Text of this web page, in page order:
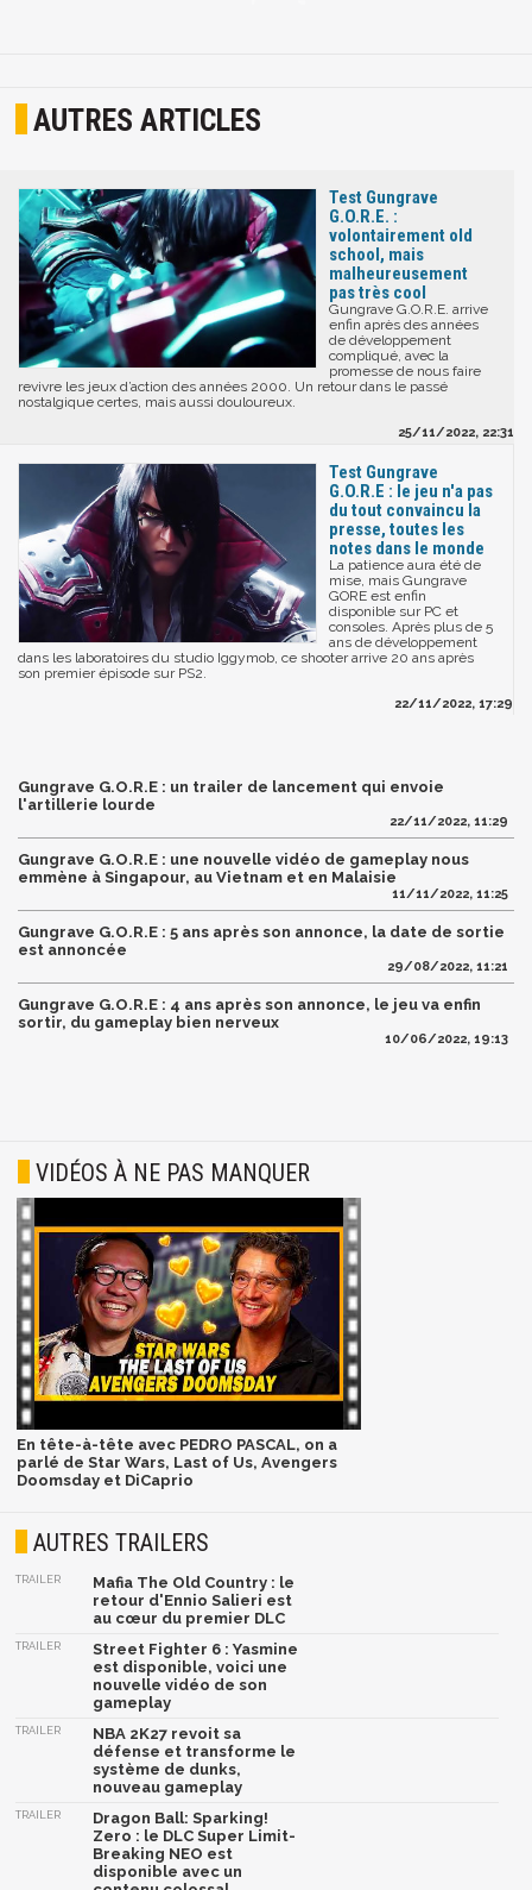
AUTRES ARTICLES
Test Gungrave
G.O.R.E. :
volontairement old
school, mais
malheureusement
pas très cool
Gungrave G.O.R.E. arrive
enfin après des années
de développement
compliqué, avec la
promesse de nous faire
revivre les jeux d’action des années 2000. Un retour dans le passé
nostalgique certes, mais aussi douloureux.
25/11/2022, 22:31
Test Gungrave
G.O.R.E : le jeu n'a pas
du tout convaincu la
presse, toutes les
notes dans le monde
La patience aura été de
mise, mais Gungrave
GORE est enfin
disponible sur PC et
consoles. Après plus de 5
ans de développement
dans les laboratoires du studio Iggymob, ce shooter arrive 20 ans après
son premier épisode sur PS2.
22/11/2022, 17:29
Gungrave G.O.R.E : un trailer de lancement qui envoie
l'artillerie lourde
22/11/2022, 11:29
Gungrave G.O.R.E : une nouvelle vidéo de gameplay nous
emmène à Singapour, au Vietnam et en Malaisie
11/11/2022, 11:25
Gungrave G.O.R.E : 5 ans après son annonce, la date de sortie
est annoncée
29/08/2022, 11:21
Gungrave G.O.R.E : 4 ans après son annonce, le jeu va enfin
sortir, du gameplay bien nerveux
10/06/2022, 19:13
VIDÉOS À NE PAS MANQUER
En tête-à-tête avec PEDRO PASCAL, on a
parlé de Star Wars, Last of Us, Avengers
Doomsday et DiCaprio
AUTRES TRAILERS
TRAILER
Mafia The Old Country : le
retour d'Ennio Salieri est
au cœur du premier DLC
TRAILER
Street Fighter 6 : Yasmine
est disponible, voici une
nouvelle vidéo de son
gameplay
TRAILER
NBA 2K27 revoit sa
défense et transforme le
système de dunks,
nouveau gameplay
TRAILER
Dragon Ball: Sparking!
Zero : le DLC Super Limit-
Breaking NEO est
disponible avec un